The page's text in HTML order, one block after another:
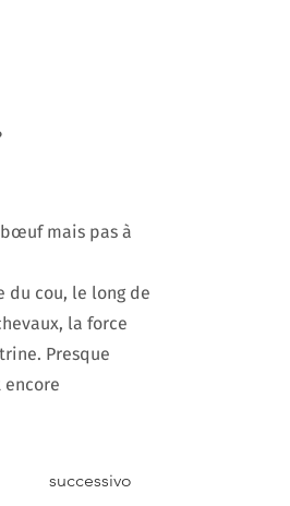
mais pas à
du cou, le long de
la force
Presque
successivo